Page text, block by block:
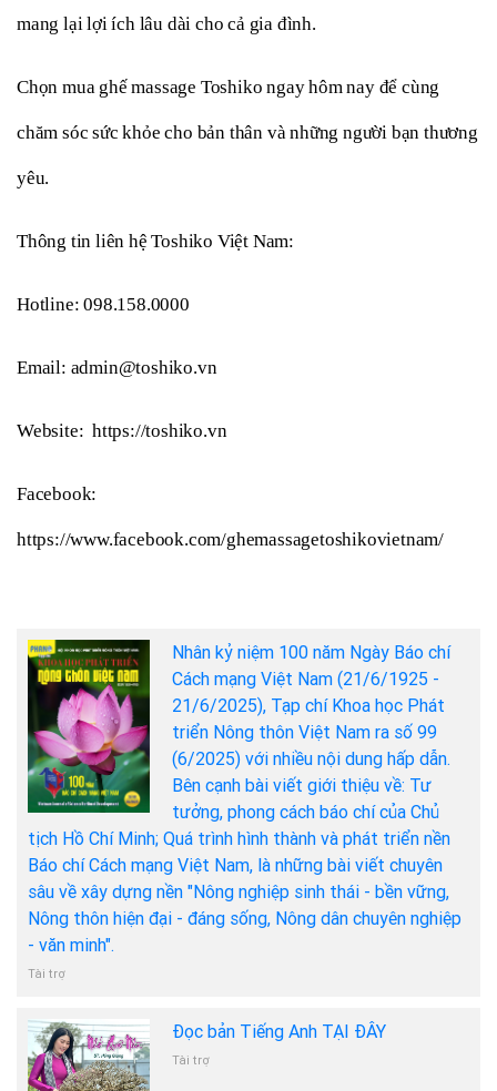
mang lại lợi ích lâu dài cho cả gia đình.
Chọn mua ghế massage Toshiko ngay hôm nay để cùng
chăm sóc sức khỏe cho bản thân và những người bạn thương
yêu.
Thông tin liên hệ Toshiko Việt Nam:
Hotline: 098.158.0000
Email: admin@toshiko.vn
Website:  https://toshiko.vn
Facebook:
https://www.facebook.com/ghemassagetoshikovietnam/
Nhân kỷ niệm 100 năm Ngày Báo chí
Cách mạng Việt Nam (21/6/1925 -
21/6/2025), Tạp chí Khoa học Phát
triển Nông thôn Việt Nam ra số 99
(6/2025) với nhiều nội dung hấp dẫn.
Bên cạnh bài viết giới thiệu về: Tư
tưởng, phong cách báo chí của Chủ
tịch Hồ Chí Minh; Quá trình hình thành và phát triển nền
Báo chí Cách mạng Việt Nam, là những bài viết chuyên
sâu về xây dựng nền "Nông nghiệp sinh thái - bền vững,
Nông thôn hiện đại - đáng sống, Nông dân chuyên nghiệp
- văn minh".
Tài trợ
Đọc bản Tiếng Anh TẠI ĐÂY
Tài trợ